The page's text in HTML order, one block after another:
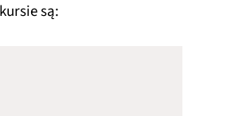
są: